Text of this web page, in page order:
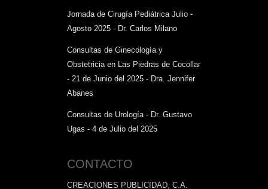
Jornada de Cirugía Pediátrica Julio -
Agosto 2025 - Dr. Carlos Milano
Consultas de Ginecología y
Obstetricia en Las Piedras de Cocollar
- 21 de Junio del 2025 - Dra. Jennifer
Abanes
Consultas de Urología - Dr. Gustavo
Ugas - 4 de Julio del 2025
CONTACTO
CREACIONES PUBLICIDAD, C.A.